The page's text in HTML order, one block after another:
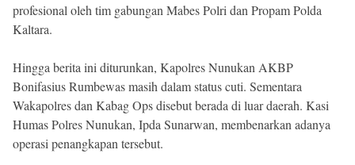
profesional oleh tim gabungan Mabes Polri dan Propam Polda
Kaltara.
Hingga berita ini diturunkan, Kapolres Nunukan AKBP
Bonifasius Rumbewas masih dalam status cuti. Sementara
Wakapolres dan Kabag Ops disebut berada di luar daerah. Kasi
Humas Polres Nunukan, Ipda Sunarwan, membenarkan adanya
operasi penangkapan tersebut.